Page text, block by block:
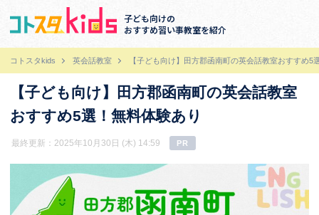
子ども向けの
おすすめ習い事教室を紹介
コトスタkids 英会話教室 【子ども向け】田方郡函南町の英会話教室おすすめ5
【子ども向け】田方郡函南町の英会話教室
おすすめ5選！無料体験あり
最終更新：2025年10月30日 (木) 14:59 PR